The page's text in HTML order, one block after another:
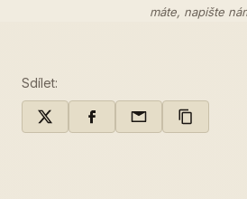
máte, napište
Sdílet: